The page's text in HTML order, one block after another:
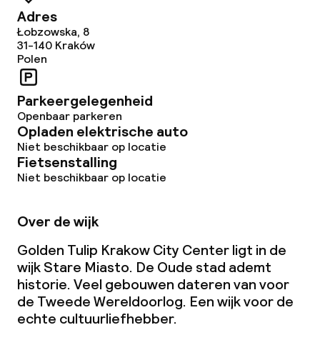
Vergaderruimte
Beleid
Overal rookvrij
Adres
Łobzowska, 8
31-140 Kraków
Polen
Parkeergelegenheid
Openbaar parkeren
Opladen elektrische auto
Niet beschikbaar op locatie
Fietsenstalling
Niet beschikbaar op locatie
Over de wijk
Golden Tulip Krakow City Center ligt in de
wijk Stare Miasto. De Oude stad ademt
historie. Veel gebouwen dateren van voor
de Tweede Wereldoorlog. Een wijk voor de
echte cultuurliefhebber.